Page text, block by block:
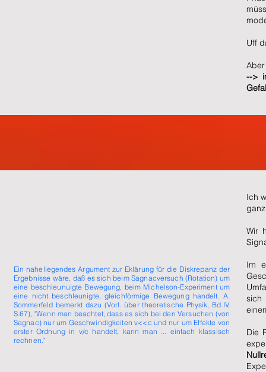
Uff
-->
Ein naheliegendes Argument zur Eklärung für die Diskrepanz der
Ergebnisse wäre, daß es sich beim Sagnacversuch (Rotation) um
eine beschleunuigte Bewegung, beim Michelson-Experiment um
eine nicht beschleunigte, gleichförmige Bewegung handelt. A.
Sommerfeld bemerkt dazu (Vorl. über theoretische Physik, Bd.IV,
S.67), "Wenn man beachtet, dass es sich bei den Versuchen (von
Sagnac) nur um Geschwindigkeiten v<<c und nur um Effekte von
erster Ordnung in v/c handelt, kann man ... einfach klassisch
rechnen."
Ich
Wir
Im
sich
Die